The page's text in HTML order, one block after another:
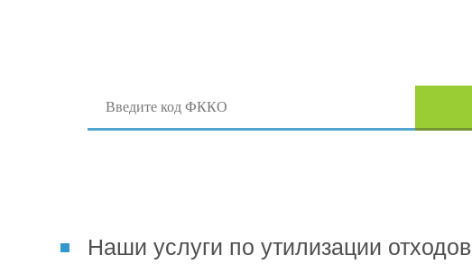
Наши услуги по утилизации отходов